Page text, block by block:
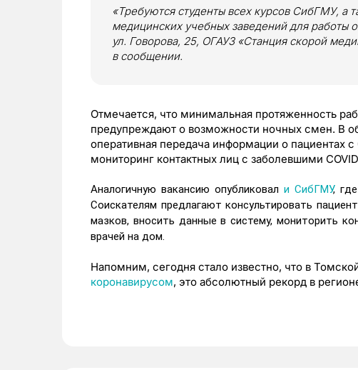
«Требуются студенты всех курсов СибГМУ, а
медицинских учебных заведений для работы
ул. Говорова, 25, ОГАУЗ «Станция скорой
в сообщении.
Отмечается, что минимальная протяженность
предупреждают о возможности ночных смен. В
оперативная передача информации о пациентах
мониторинг контактных лиц с заболевшими
Аналогичную вакансию опубликовал и СибГМУ,
Соискателям предлагают консультировать
мазков, вносить данные в систему, мониторить
врачей на дом.
Напомним, сегодня стало известно, что в
коронавирусом, это абсолютный рекорд в